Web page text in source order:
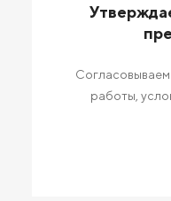
работы,